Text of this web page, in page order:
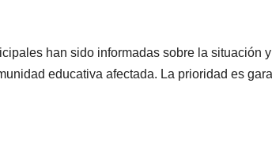
han sido informadas sobre la situación
educativa afectada. La prioridad es